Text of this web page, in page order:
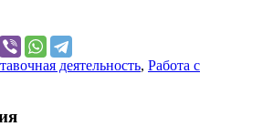
деятельность, Работа с